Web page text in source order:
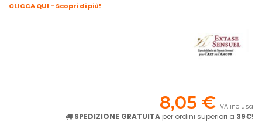
CLICCA QUI - Scopri di più!
8,05 € IVA inclusa
SPEDIZIONE GRATUITA per ordini superiori a 39€!